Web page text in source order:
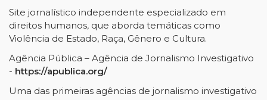
Site jornalístico independente especializado em
direitos humanos, que aborda temáticas como
Violência de Estado, Raça, Gênero e Cultura.
Agência Pública – Agência de Jornalismo Investigativo
- https://apublica.org/
Uma das primeiras agências de jornalismo investigativo